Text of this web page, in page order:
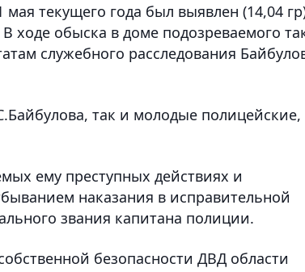
текущего года был выявлен (14,04
ходе обыска в доме подозреваемого
служебного расследования
так и молодые полицейские,
ему преступных действиях и
наказания в исправительной
звания капитана полиции.
безопасности ДВД области